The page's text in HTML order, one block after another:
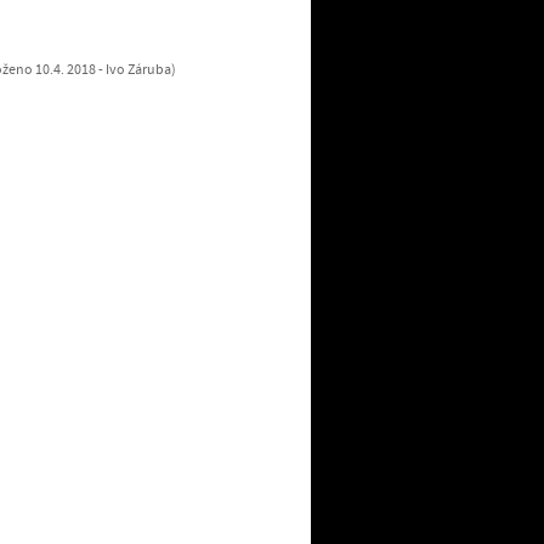
10.4. 2018 - Ivo Záruba)